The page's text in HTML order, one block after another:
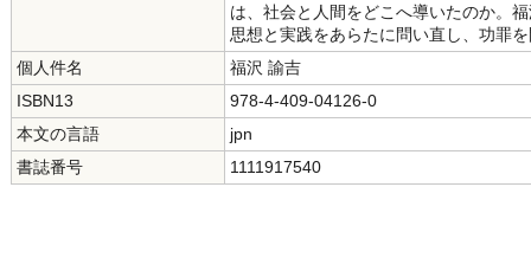
は、社会と人間をどこへ導いたのか。
思想と実践をあらたに問い直し、功罪
個人件名
福沢 諭吉
ISBN13
978-4-409-04126-0
本文の言語
jpn
書誌番号
1111917540